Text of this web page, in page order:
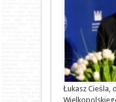
Łukasz Cieśla,